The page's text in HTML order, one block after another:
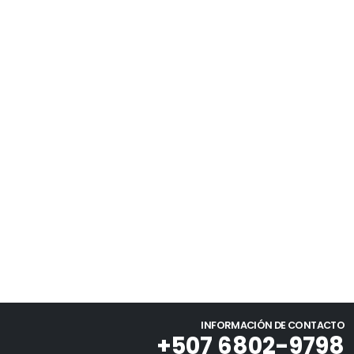
INFORMACIÓN DE CONTACTO
+507 6802-9798